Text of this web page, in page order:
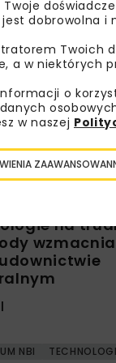
DROGI ARCHIWUM
U
i przyszłość
gałąź
na
NBI
jest dobrowolna i
Twoich
a w niektórych
o
w naszej